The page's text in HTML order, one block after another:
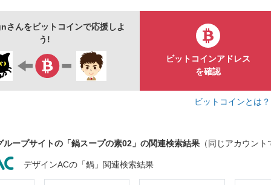
さんをビットコインで応援しよ
う!
ビットコインアドレス
を確認
ビットコインとは
ループサイトの「鍋スープの素02」の関連検索結果 （同じアカウン
デザインACの「鍋」関連検索結果